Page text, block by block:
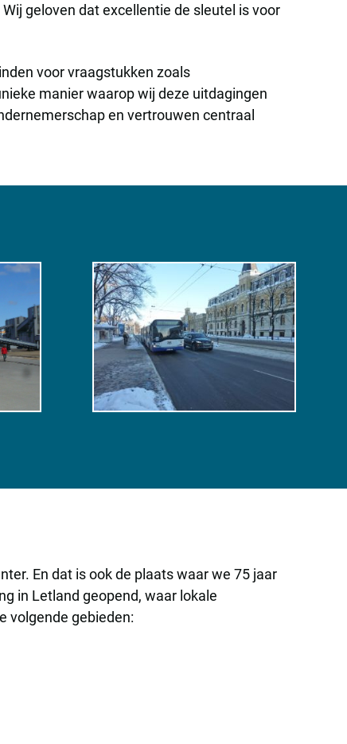
geloven dat excellentie de sleutel is voor
voor vraagstukken zoals
manier waarop wij deze uitdagingen
en vertrouwen centraal
En dat is ook de plaats waar we 75 jaar
in Letland geopend, waar lokale
volgende gebieden: